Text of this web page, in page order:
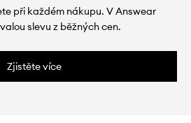
při každém nákupu. V Answear
slevu z běžných cen.
Zjistěte více